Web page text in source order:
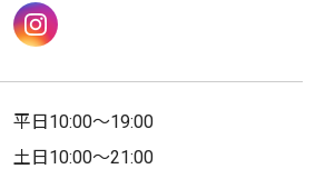
平日10:00～19:00
土日10:00～21:00